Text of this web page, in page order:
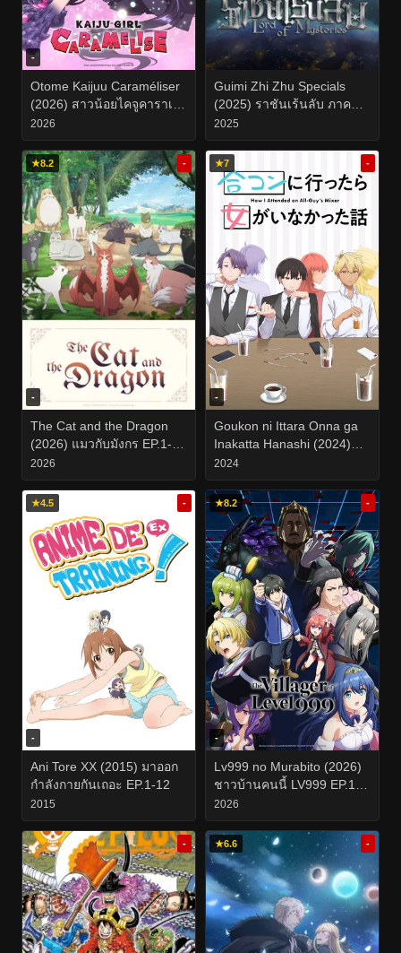
-
Otome Kaijuu Caraméliser
(2026) สาวน้อยไคจูคาราเม
ไลซ์ EP.1-12
2026
Guimi Zhi Zhu Specials
(2025) ราชันเร้นลับ ภาค
พิเศษ EP.1-3
2025
★8.2 -
-
The Cat and the Dragon
(2026) แมวกับมังกร EP.1-
EP.ล่าสุด
2026
★7 -
-
Goukon ni Ittara Onna ga
Inakatta Hanashi (2024)
นัดบอดวันนี้ สาวๆ อยู่ไหม
ครับ EP.1-12
2024
★4.5 -
-
Ani Tore XX (2015) มาออก
กำลังกายกันเถอะ EP.1-12
2015
★8.2 -
-
Lv999 no Murabito (2026)
ชาวบ้านคนนี้ LV999 EP.1-
12
2026
- ★6.6 -